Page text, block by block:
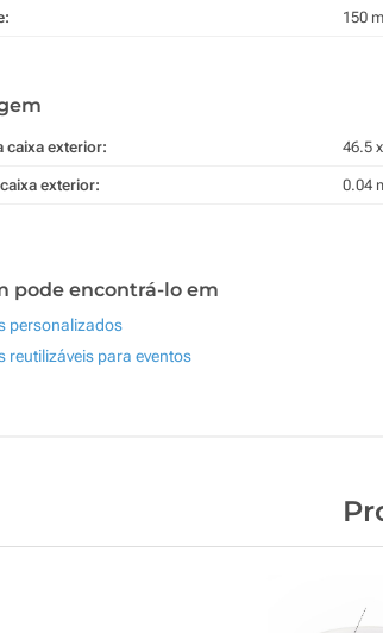
150
caixa exterior: 46.5
exterior: 0.04
pode encontrá-lo em
personalizados
reutilizáveis para eventos